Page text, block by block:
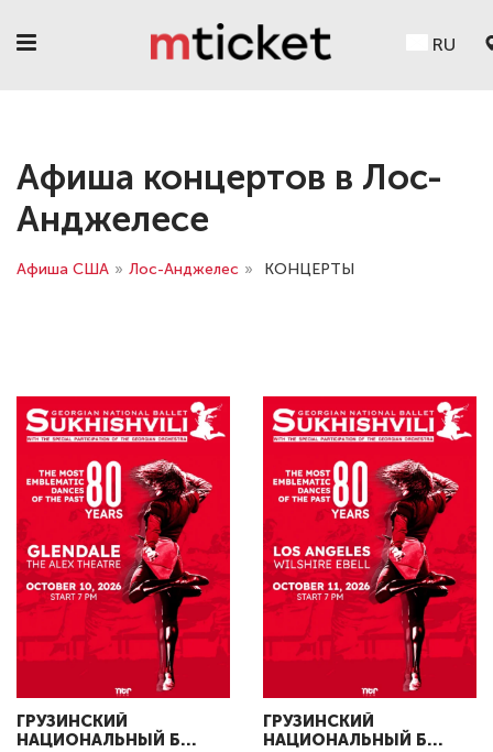
RU
Афиша концертов в Лос-
Анджелесе
Афиша США » Лос-Анджелес » КОНЦЕРТЫ
ГРУЗИНСКИЙ
НАЦИОНАЛЬНЫЙ Б...
ГРУЗИНСКИЙ
НАЦИОНАЛЬНЫЙ Б...